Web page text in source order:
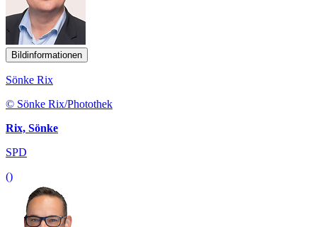
Bildinformationen
Sönke Rix
© Sönke Rix/Photothek
Rix, Sönke
SPD
()